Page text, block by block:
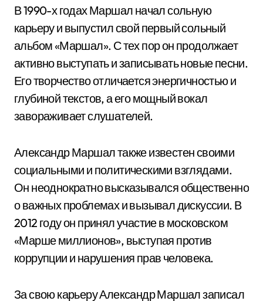
В 1990-х годах Маршал начал сольную
карьеру и выпустил свой первый сольный
альбом «Маршал». С тех пор он продолжает
активно выступать и записывать новые песни.
Его творчество отличается энергичностью и
глубиной текстов, а его мощный вокал
завораживает слушателей.
Александр Маршал также известен своими
социальными и политическими взглядами.
Он неоднократно высказывался общественно
о важных проблемах и вызывал дискуссии. В
2012 году он принял участие в московском
«Марше миллионов», выступая против
коррупции и нарушения прав человека.
За свою карьеру Александр Маршал записал